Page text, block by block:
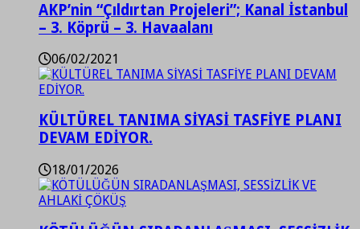
AKP’nin “Çıldırtan Projeleri”; Kanal İstanbul
– 3. Köprü – 3. Havaalanı
06/02/2021
KÜLTÜREL TANIMA SİYASİ TASFİYE PLANI
DEVAM EDİYOR.
18/01/2026